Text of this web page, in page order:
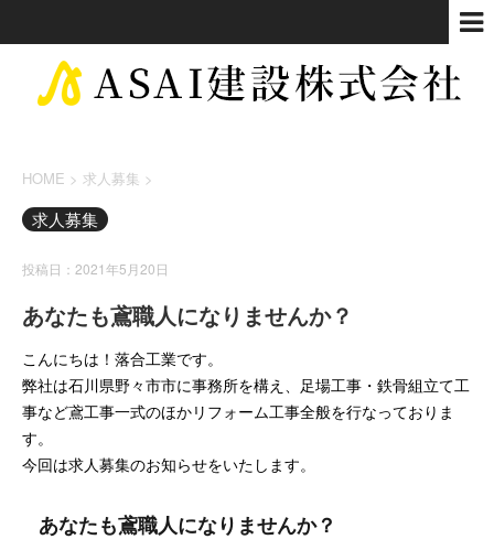
HOME > 求人募集 >
求人募集
投稿日：2021年5月20日
あなたも鳶職人になりませんか？
こんにちは！落合工業です。
弊社は石川県野々市市に事務所を構え、足場工事・鉄骨組立て工
事など鳶工事一式のほかリフォーム工事全般を行なっておりま
す。
今回は求人募集のお知らせをいたします。
あなたも鳶職人になりませんか？